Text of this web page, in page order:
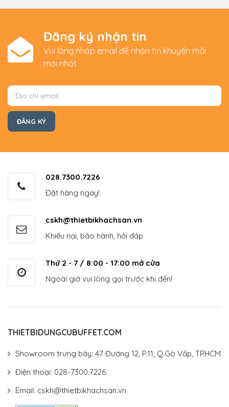
Đăng ký nhận tin
Vui lòng nhập email để nhận tin khuyến mãi
mới nhất
028.7300.7226
Đặt hàng ngay!
cskh@thietbikhachsan.vn
Khiếu nại, bảo hành, hỏi đáp
Thứ 2 - 7 / 8:00 - 17:00 mở cửa
Ngoài giờ vui lòng gọi trước khi đến!
THIETBIDUNGCUBUFFET.COM
Showroom trưng bày: 47 Đường 12, P.11, Q.Gò Vấp, TPHCM
Điện thoại: 028-7300.7226
Email: cskh@thietbikhachsan.vn